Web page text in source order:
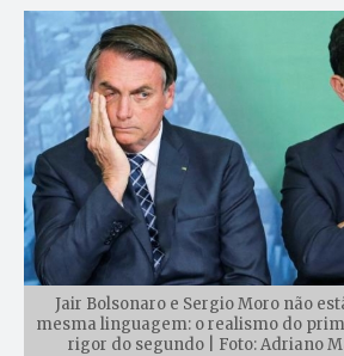
Jair Bolsonaro e Sergio Moro não
mesma linguagem: o realismo do
rigor do segundo | Foto: Adriano